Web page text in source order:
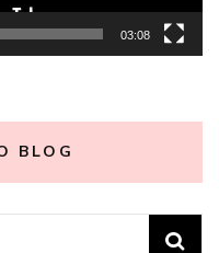
03:08
BLOG